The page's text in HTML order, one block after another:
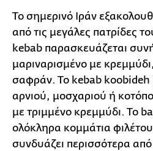
Το σημερινό Ιράν
από τις μεγάλες πατρίδες
kebab παρασκευάζεται
μαριναρισμένο με
σαφράν. Το kebab koobideh
αρνιού, μοσχαριού ή
με τριμμένο κρεμμύδι. Το
ολόκληρα κομμάτια
συνδυάζει περισσότερα